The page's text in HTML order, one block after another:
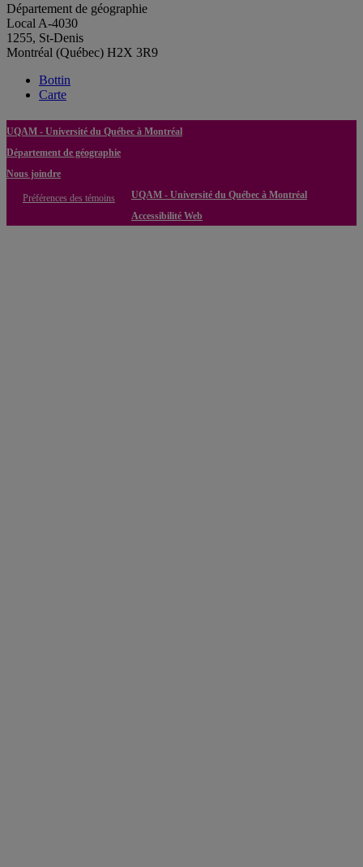
Département de géographie
Local A-4030
1255, St-Denis
Montréal (Québec) H2X 3R9
Bottin
Carte
UQAM - Université du Québec à Montréal
Département de géographie
Nous joindre
Préférences des témoins
UQAM - Université du Québec à Montréal
Accessibilité Web